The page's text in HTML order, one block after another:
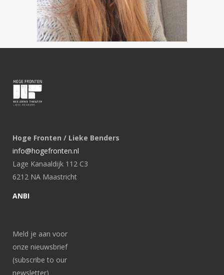
Hoge Fronten / Lieke Benders
info@hogefronten.nl
Lage Kanaaldijk 112 C3
6212 NA Maastricht
ANBI
Meld je aan voor
onze nieuwsbrief
(subscribe to our
newsletter)